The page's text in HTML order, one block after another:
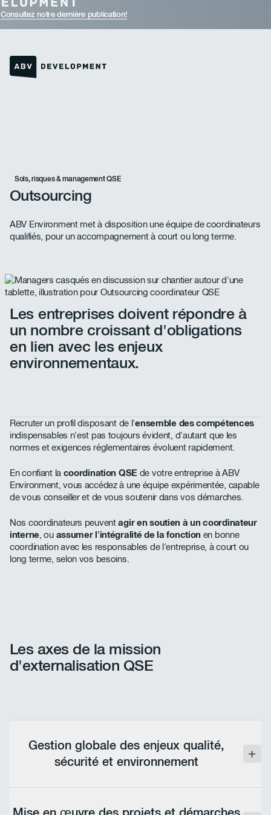
Consultez notre dernière publication!
Sols, risques & management QSE
Outsourcing
ABV Environment met à disposition une équipe de coordinateurs
qualifiés, pour un accompagnement à court ou long terme.
Les entreprises doivent répondre à
un nombre croissant d'obligations
en lien avec les enjeux
environnementaux.
Recruter un profil disposant de l'ensemble des compétences
indispensables n'est pas toujours évident, d'autant que les
normes et exigences réglementaires évoluent rapidement.
En confiant la coordination QSE de votre entreprise à ABV
Environment, vous accédez à une équipe expérimentée, capable
de vous conseiller et de vous soutenir dans vos démarches.
Nos coordinateurs peuventagir en soutien à un coordinateur
interne, ou assumer l'intégralité de la fonction en bonne
coordination avec les responsables de l'entreprise, à court ou
long terme, selon vos besoins.
Les axes de la mission
d'externalisation QSE
Gestion globale des enjeux qualité,
sécurité et environnement